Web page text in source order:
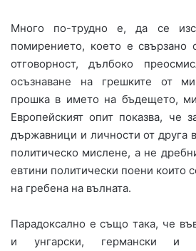
Много по-трудно е, да се
помирението, което е
отговорност, дълбоко
осъзнаване на грешките от
прошка в името на бъдещето,
Европейският опит показва, че
държавници и личности от друга
политическо мислене, а не
евтини политически поени които
на гребена на вълната.
Парадоксално е също така, че
и унгарски, германски и